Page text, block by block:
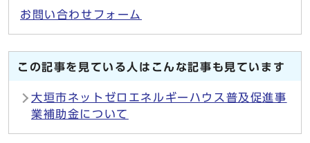
お問い合わせフォーム
この記事を見ている人はこんな記事も見ています
大垣市ネットゼロエネルギーハウス普及促進事
業補助金について